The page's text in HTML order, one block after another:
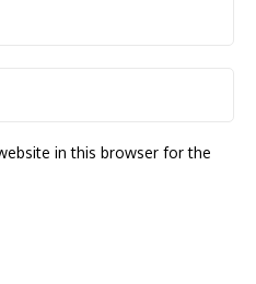
in this browser for the